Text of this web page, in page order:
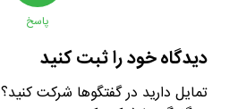
پاسخ
دیدگاه خود را ثبت کنید
تمایل دارید در گفتگوها شرکت کنید؟